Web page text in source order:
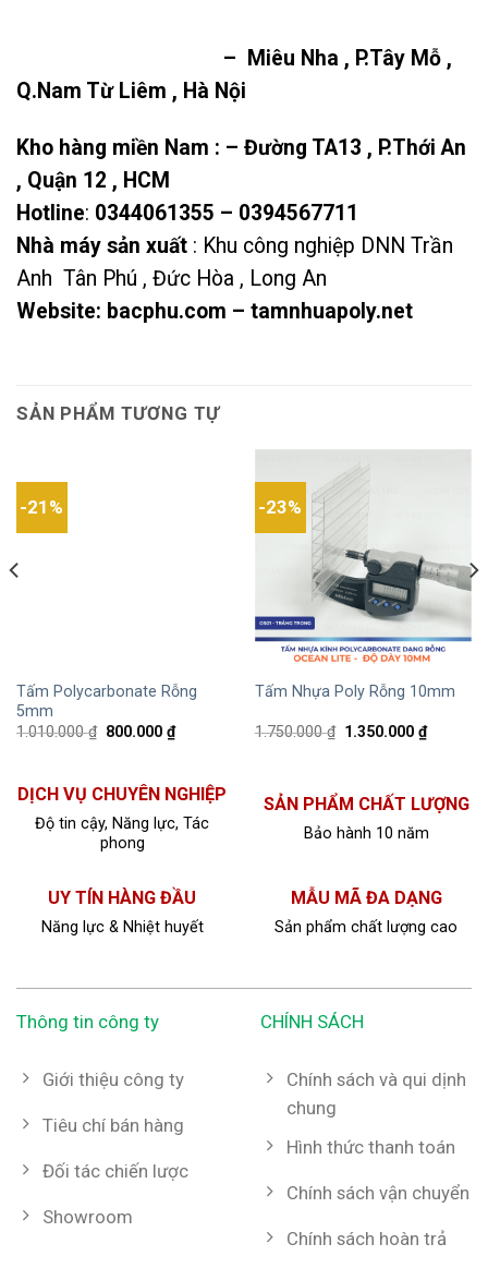
– Miêu Nha , P.Tây Mỗ ,
Q.Nam Từ Liêm , Hà Nội
Kho hàng miền Nam : – Đường TA13 , P.Thới An
, Quận 12 , HCM
Hotline: 0344061355 – 0394567711
Nhà máy sản xuất : Khu công nghiệp DNN Trần
Anh Tân Phú , Đức Hòa , Long An
Website: bacphu.com – tamnhuapoly.net
SẢN PHẨM TƯƠNG TỰ
-21%
Tấm Polycarbonate Rỗng
5mm
1.010.000₫ 800.000₫
-23%
Tấm Nhựa Poly Rỗng 10mm
1.750.000₫ 1.350.000₫
DỊCH VỤ CHUYÊN NGHIỆP
Độ tin cậy, Năng lực, Tác
phong
SẢN PHẨM CHẤT LƯỢNG
Bảo hành 10 năm
UY TÍN HÀNG ĐẦU
Năng lực & Nhiệt huyết
MẪU MÃ ĐA DẠNG
Sản phẩm chất lượng cao
Thông tin công ty
Giới thiệu công ty
Tiêu chí bán hàng
Đối tác chiến lược
Showroom
CHÍNH SÁCH
Chính sách và qui dịnh
chung
Hình thức thanh toán
Chính sách vận chuyển
Chính sách hoàn trả